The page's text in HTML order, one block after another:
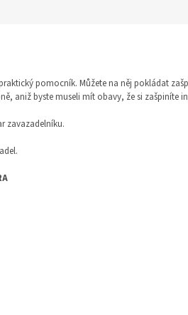
pomocník. Můžete na něj pokládat
aniž byste museli mít obavy, že si zašpiníte
zavazadelníku.